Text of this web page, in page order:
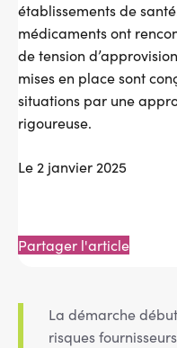
établissements de
médicaments ont
de tension
mises en place sont
situations par une
rigoureuse.
Le 2 janvier 2025
Partager l'article
d'état
La démarche
risques